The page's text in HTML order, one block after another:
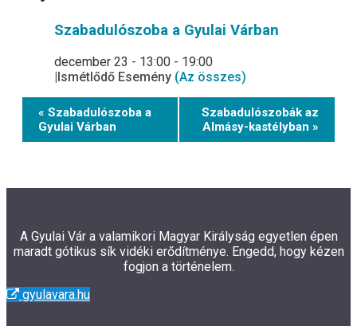
Szabadulószoba a Gyulai Várban
december 23 - 13:00 - 19:00
Ismétlődő Esemény (Az összes)
Event
Navigation
« Szabadulószoba a
Gyulai Várban
Szabadulószobák az
Almásy-kastélyban »
A Gyulai Vár a valamikori Magyar Királyság egyetlen épen
maradt gótikus sík vidéki erődítménye. Engedd, hogy kézen
fogjon a történelem.
gyulavara.hu